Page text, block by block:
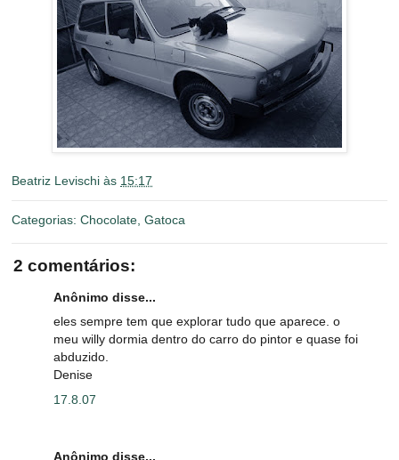
Beatriz Levischi às 15:17
Categorias: Chocolate Gatoca
2 comentários:
Anônimo disse...
eles sempre tem que explorar tudo que aparece. o
meu willy dormia dentro do carro do pintor e quase foi
abduzido.
Denise
17.8.07
Anônimo disse...